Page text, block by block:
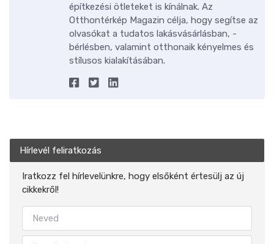
építkezési ötleteket is kínálnak. Az
Otthontérkép Magazin célja, hogy segítse az
olvasókat a tudatos lakásvásárlásban, -
bérlésben, valamint otthonaik kényelmes és
stílusos kialakításában.
Hírlevél feliratkozás
Iratkozz fel hírlevelünkre, hogy elsőként értesülj az új
cikkekről!